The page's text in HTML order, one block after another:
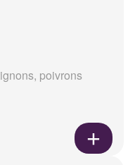
poivrons